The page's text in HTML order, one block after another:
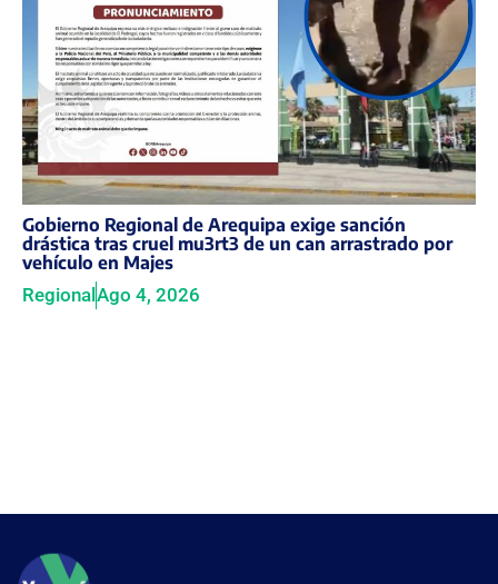
Gobierno Regional de Arequipa exige sanción
drástica tras cruel mu3rt3 de un can arrastrado por
vehículo en Majes
Regional Ago 4, 2026